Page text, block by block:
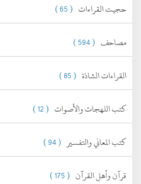
حجيت القراءات ( 65 )
مصاحف ( 594 )
القراءات الشاذة ( 85 )
كتب اللهجات والأصوات ( 12 )
كتب المعاني والتفسير ( 94 )
قرآن وأهل القرآن ( 175 )